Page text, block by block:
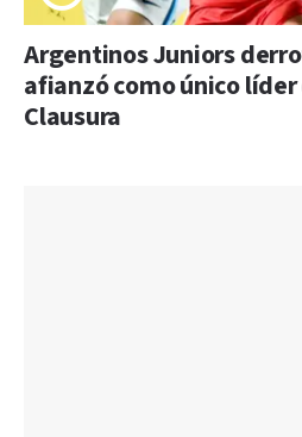
Argentinos Juniors
afianzó como único
Clausura